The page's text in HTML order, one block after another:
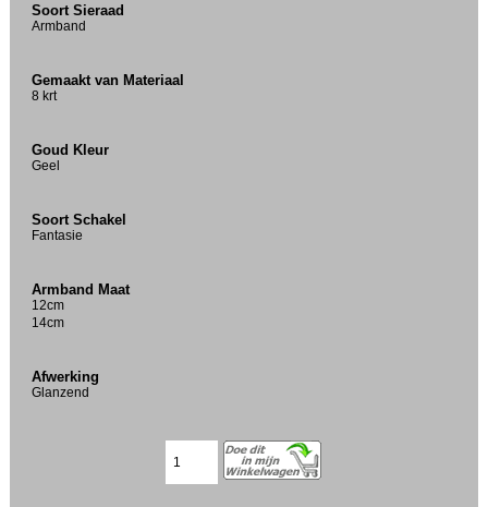
Soort Sieraad
Armband
Gemaakt van Materiaal
8 krt
Goud Kleur
Geel
Soort Schakel
Fantasie
Armband Maat
12cm
14cm
Afwerking
Glanzend